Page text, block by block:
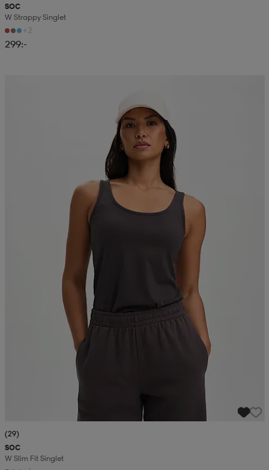
SOC
W Strappy Singlet
+2
299:-
(29)
SOC
W Slim Fit Singlet